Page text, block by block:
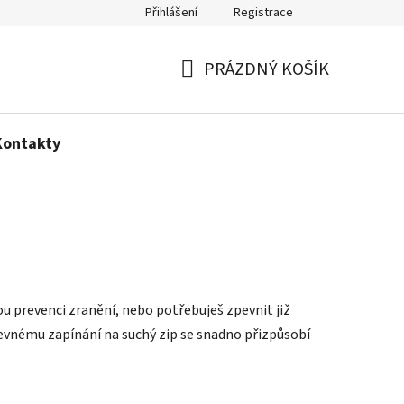
Politika používání cookiesPřihlášení Registrace
PRÁZDNÝ KOŠÍK
prevenci zranění, nebo potřebuješ zpevnit již
zapínání na suchý zip se snadno přizpůsobí